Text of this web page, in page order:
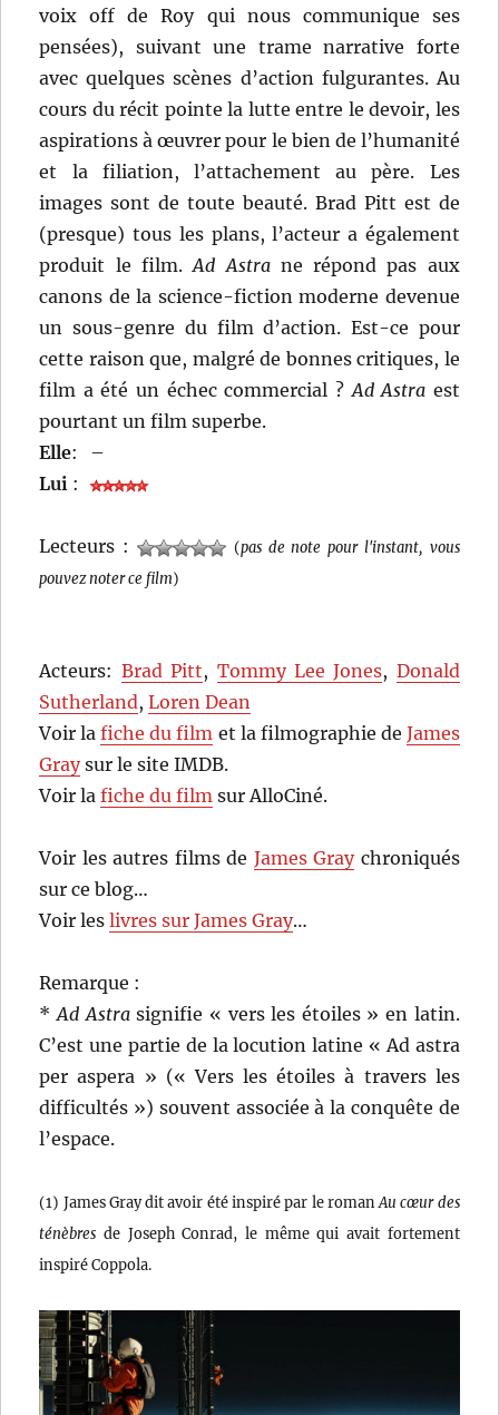
voix off de Roy qui nous communique ses
pensées), suivant une trame narrative forte
avec quelques scènes d’action fulgurantes. Au
cours du récit pointe la lutte entre le devoir, les
aspirations à œuvrer pour le bien de l’humanité
et la filiation, l’attachement au père. Les
images sont de toute beauté. Brad Pitt est de
(presque) tous les plans, l’acteur a également
produit le film.Ad Astrane répond pas aux
canons de la science-fiction moderne devenue
un sous-genre du film d’action. Est-ce pour
cette raison que, malgré de bonnes critiques, le
film a été un échec commercial ?Ad Astra est
pourtant un film superbe.
Elle:
–
Lui :
Lecteurs : (pas de note pour l'instant, vous
pouvez noter ce film)
Acteurs: Brad Pitt, Tommy Lee Jones, Donald
Sutherland,Loren Dean
Voir lafiche du film et la filmographie de James
Graysur le site IMDB.
Voir lafiche du film sur AlloCiné.
Voir les autres films de James Graychroniqués
sur ce blog…
Voir leslivres sur James Gray…
Remarque :
*Ad Astrasignifie « vers les étoiles » en latin.
C’est une partie de la locution latine « Ad astra
per aspera » (« Vers les étoiles à travers les
difficultés ») souvent associée à la conquête de
l’espace.
(1) James Gray dit avoir été inspiré par le romanAu cœur des
ténèbres de Joseph Conrad, le même qui avait fortement
inspiré Coppola.